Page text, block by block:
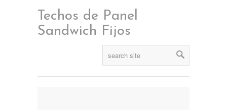
Techos de Panel
Sandwich Fijos